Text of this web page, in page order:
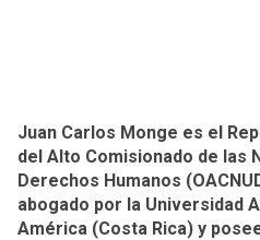
Juan Carlos Monge es el
del Alto Comisionado de las
Derechos Humanos
abogado por la Universidad
América (Costa Rica) y